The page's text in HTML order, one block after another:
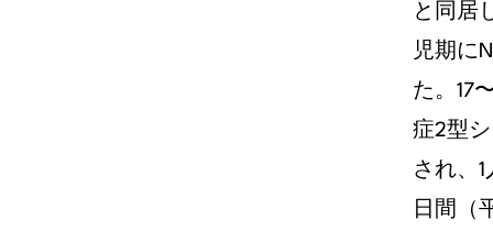
と同居
児期に
た。17
症2型
され、
日間（